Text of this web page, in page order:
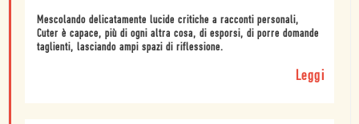
Mescolando delicatamente lucide critiche a racconti personali,
Cuter è capace, più di ogni altra cosa, di esporsi, di porre domande
taglienti, lasciando ampi spazi di riflessione.
Leggi